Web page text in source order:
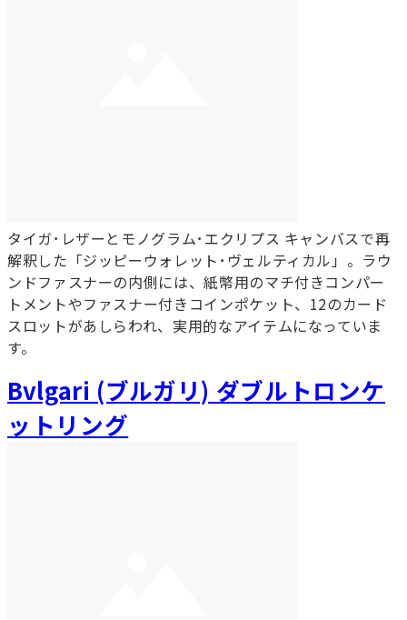
タイガ･レザーとモノグラム･エクリプス キャンバスで再
解釈した「ジッピーウォレット･ヴェルティカル」。ラウ
ンドファスナーの内側には、紙幣用のマチ付きコンパー
トメントやファスナー付きコインポケット、12のカード
スロットがあしらわれ、実用的なアイテムになっていま
す。
Bvlgari (ブルガリ) ダブルトロンケ
ットリング